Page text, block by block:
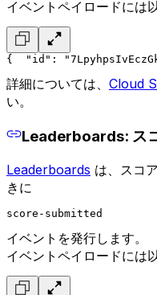
イベントペイロードには
{
"id":
詳細については、 Cloud
い。
Leaderboards: ス
Leaderboards は、スコ
きに
score-submitted
イベントを発行します。
イベントペイロードには